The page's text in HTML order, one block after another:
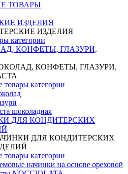
ТОВАРЫ
ИЗДЕЛИЯ
ИЗДЕЛИЯ
категории
КОНФЕТЫ, ГЛАЗУРИ,
КОНФЕТЫ, ГЛАЗУРИ,
товары категории
шоколадная
ДЛЯ КОНДИТЕРСКИХ
ДЛЯ КОНДИТЕРСКИХ
товары категории
начинки на основе ореховой